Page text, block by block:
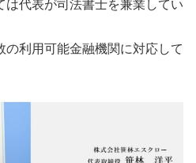
は代表が司法書士を兼業してい
の利用可能金融機関に対応して